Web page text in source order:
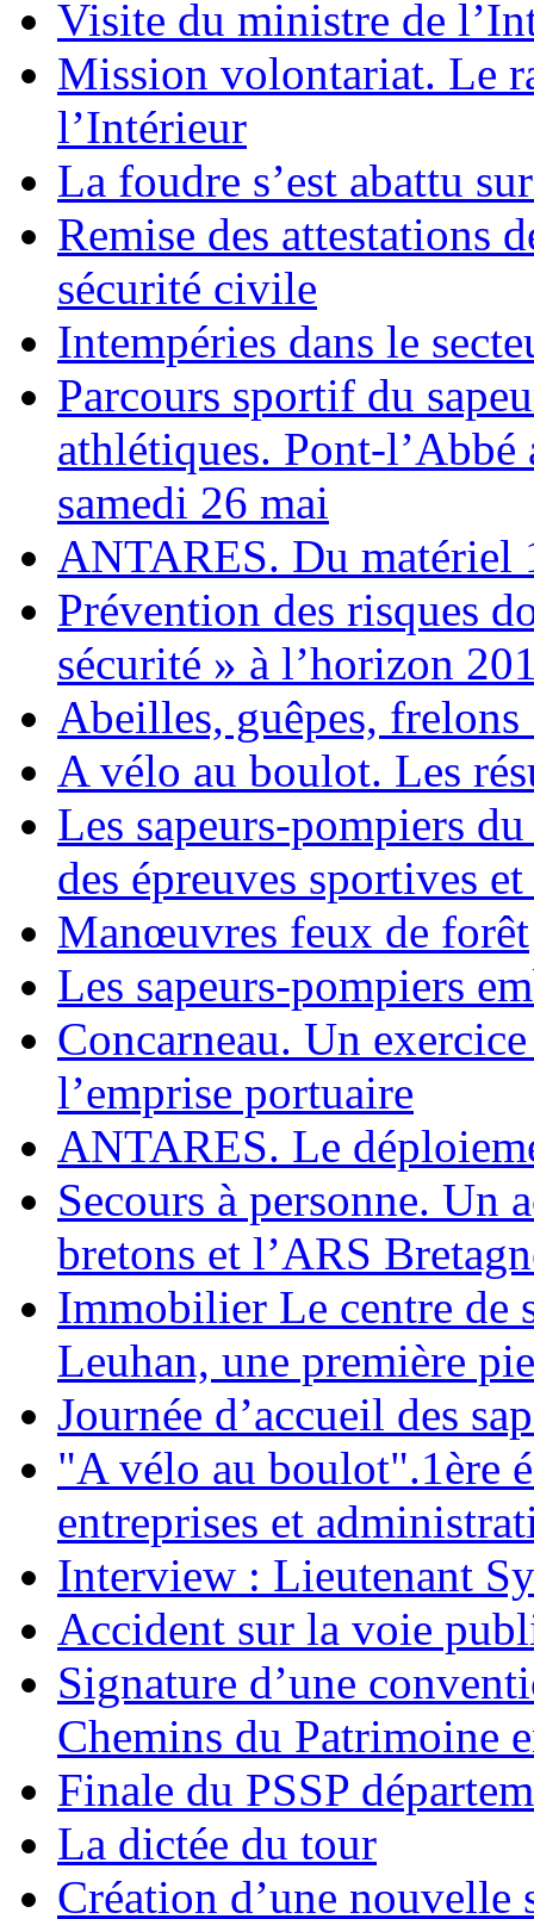
Visite du ministre de
Mission volontariat. Le
l’Intérieur
La foudre s’est abattu
Remise des attestations
sécurité civile
Intempéries dans le
Parcours sportif du
athlétiques. Pont-
samedi 26 mai
ANTARES. Du matériel
Prévention des risques
sécurité » à l’horizon
Abeilles, guêpes, frelons
A vélo au boulot. Les
Les sapeurs-pompiers
des épreuves sportives
Manœuvres feux de forêt
Les sapeurs-pompiers
Concarneau. Un
l’emprise portuaire
ANTARES. Le
Secours à personne. Un
bretons et l’ARS
Immobilier Le centre de
Leuhan, une première
Journée d’accueil des
"A vélo au boulot".1ère
entreprises et
Interview : Lieutenant
Accident sur la voie
Signature d’une
Chemins du Patrimoine
Finale du PSSP
La dictée du tour
Création d’une nouvelle